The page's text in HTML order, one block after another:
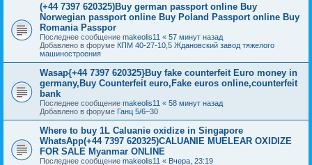
(+44 7397 620325)Buy german passport online Buy
Norwegian passport online Buy Poland Passport online Buy
Romania Passpor
Последнее сообщение makeolis11 « 57 минут назад
Добавлено в форуме КПМ 40-27-10,5 Ждановский завод тяжелого
машиностроения
Wasap{+44 7397 620325}Buy fake counterfeit Euro money in
germany,Buy Counterfeit euro,Fake euros online,counterfeit
bank
Последнее сообщение makeolis11 « 58 минут назад
Добавлено в форуме Ганц 5/6–30
Where to buy 1L Caluanie oxidize in Singapore
WhatsApp(+44 7397 620325)CALUANIE MUELEAR OXIDIZE
FOR SALE Myanmar ONLINE
Последнее сообщение makeolis11 « Вчера, 23:19